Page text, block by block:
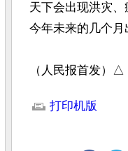
天下会出现洪灾
今年未来的几个月
（人民报首发）△
打印机版